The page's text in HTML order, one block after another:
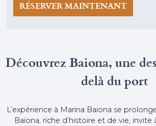
RÉSERVER MAINTENANT
Découvrez Baiona, une
delà du port
L’expérience à Marina Baiona se
Baiona, riche d’histoire et de vie, invite